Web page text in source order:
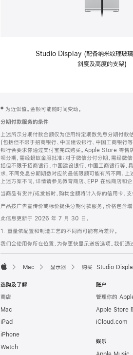
Studio Display (配备纳米纹理玻璃
斜度及高度的支架)
页
脚
注
‡ 为近似值。金额可能随时间变动。
分期付款服务的条件
上述所示分期付款金额仅为使用特定期数免息分期付款
(包括但不限于招商银行、中国建设银行、中国工商银
银行会要求你通过支付宝完成购买。Apple Store 零售
呗分期，需经蚂蚁金服批准；对于微信分付分期，需经
括但不限于招商银行、中国建设银行、中国工商银行等
求，不同免息分期期数对应的最低限额可能有所不同
上述方案不同，详情请参见教育商店、EPP 在线商店
当商品有货并/或发货时，购物金额将计入你的信用卡、
产品按广告宣传价或标价提供分期付款服务。价格包含
此信息更新于 2026 年 7 月 30 日。
1. 重量依配置和制造工艺的不同而可能有所差异。
我们会使用你所在位置，为你更快显示送货选项。我们
Mac 显示器 购买 Studio
选购及了解
商店
Mac
iPad
iPhone
Watch
账户
管理你的
Apple Store
iCloud.com
娱乐